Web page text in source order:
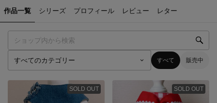
作品一覧 シリーズ プロフィール レビュー レター
すべて 販売中
SOLD OUT SOLD OUT